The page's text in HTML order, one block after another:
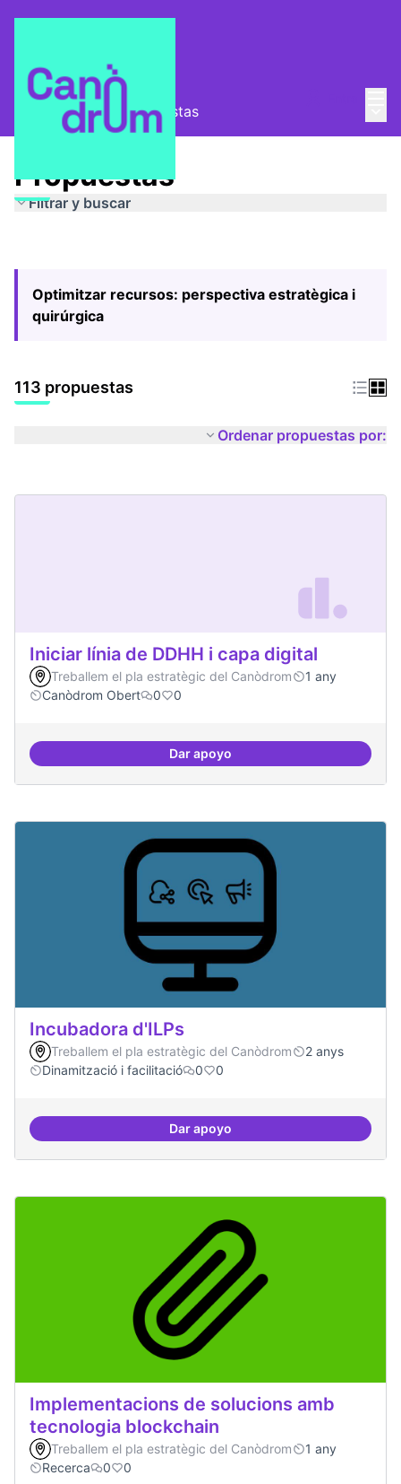
Pla Estratègic Propuestas
Propuestas
Filtrar y buscar
Optimitzar recursos: perspectiva estratègica i
quirúrgica
113 propuestas
Ordenar propuestas por:
Iniciar línia de DDHH i capa digital
Treballem el pla estratègic del Canòdrom
1 any
Canòdrom Obert
0 0
Dar apoyoIniciar línia de DDHH i capa
Incubadora d'ILPs
Treballem el pla estratègic del Canòdrom
2 anys
Dinamització i facilitació
0 0
Dar apoyoIncubadora d'ILPs
Implementacions de solucions amb
tecnologia blockchain
Treballem el pla estratègic del Canòdrom
1 any
Recerca
0 0